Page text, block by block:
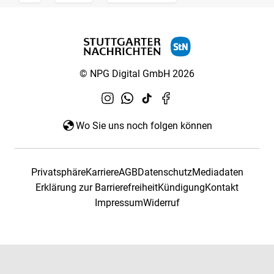
© NPG Digital GmbH 2026
Wo Sie uns noch folgen können
PrivatsphäreKarriereAGBDatenschutzMediadaten
Erklärung zur BarrierefreiheitKündigungKontakt
ImpressumWiderruf